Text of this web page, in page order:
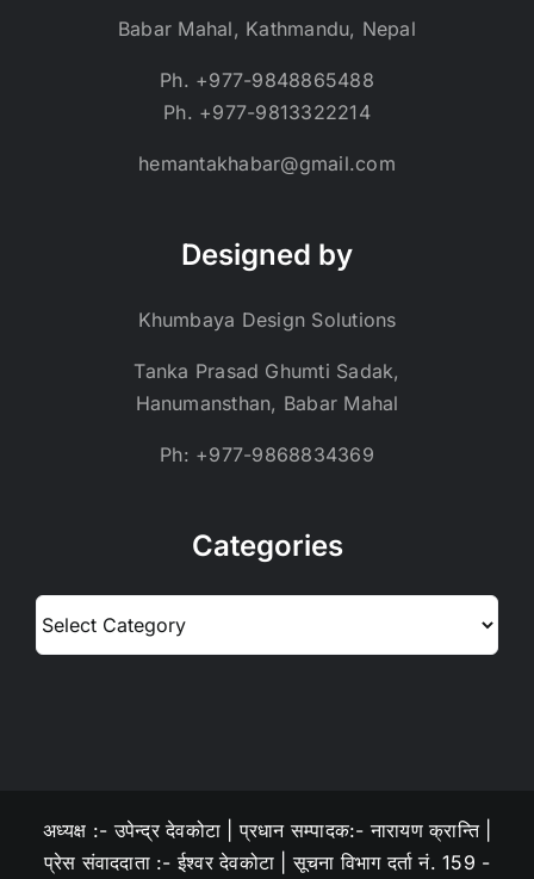
Babar Mahal, Kathmandu, Nepal
Ph. +977-9848865488
Ph. +977-9813322214
hemantakhabar@gmail.com
Designed by
Khumbaya Design Solutions
Tanka Prasad Ghumti Sadak,
Hanumansthan, Babar Mahal
Ph: +977-9868834369
Categories
Categories
अध्यक्ष :- उपेन्द्र देवकोटा | प्रधान सम्पादक:- नारायण क्रान्ति |
प्रेस संवाददाता :- ईश्वर देवकोटा | सूचना विभाग दर्ता नं. 159 -